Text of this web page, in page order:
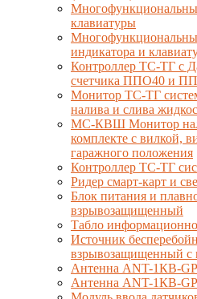
клавиатуры
индикатора и
Контроллер ТС-ТГ с
счетчика ППО40 и
Монитор ТС-ТГ
налива и слива
МС-КВШ Монитор
комплекте с вилкой,
гаражного положения
Контроллер ТС-ТГ
Ридер смарт-карт и
Блок питания и
взрывозащищенный
Табло
Источник
взрывозащищенный с
Антенна ANT-1КВ-
Антенна ANT-1КВ-